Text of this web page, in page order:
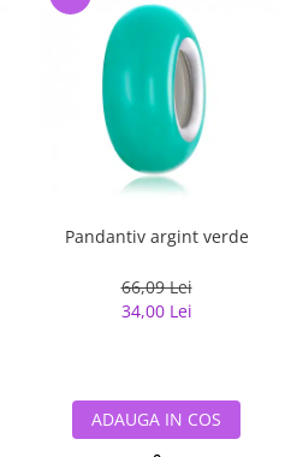
Pandantiv argint verde
66,09 Lei
34,00 Lei
ADAUGA IN COS